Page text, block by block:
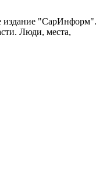
"СарИнформ".
Люди, места,